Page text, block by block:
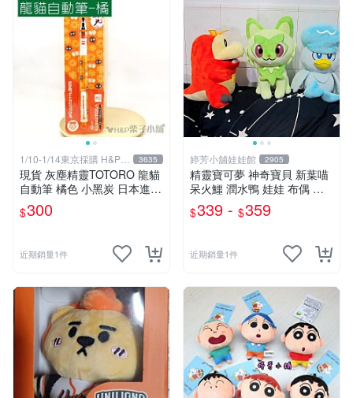
1/10-1/14東京採購 H&P栗
子小舖
3635
現貨 灰塵精靈TOTORO 龍貓
自動筆 橘色 小黑炭 日本進口
生日禮物 交換禮物[H&P栗子
小舖]
$300
近期銷量1件
婷芳小舖娃娃館 2905
精靈寶可夢 神奇寶貝 新葉喵
呆火鱷 潤水鴨 娃娃 布偶 玩
偶 寶可夢中心 呆火鱷玩偶 御
三家 神奇寶貝~生日情人禮物
$339 - $359
近期銷量1件